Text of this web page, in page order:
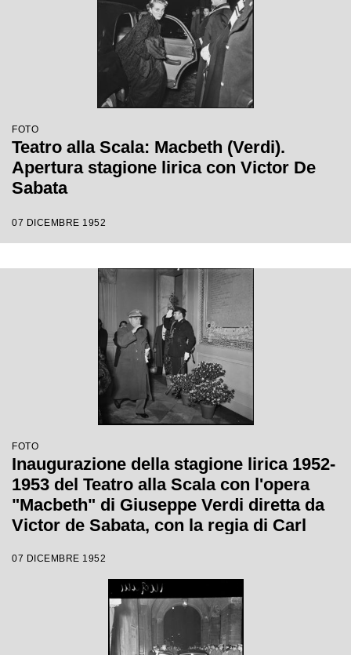
FOTO
Teatro alla Scala: Macbeth (Verdi).
Apertura stagione lirica con Victor De
Sabata
07 DICEMBRE 1952
FOTO
Inaugurazione della stagione lirica 1952-
1953 del Teatro alla Scala con l'opera
"Macbeth" di Giuseppe Verdi diretta da
Victor de Sabata, con la regia di Carl
07 DICEMBRE 1952